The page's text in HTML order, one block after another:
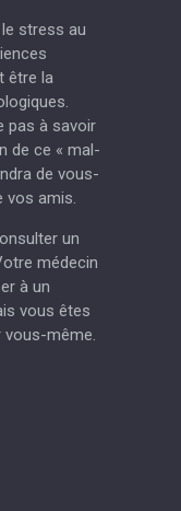
stress au
être la
pas à savoir
de ce « mal-
de vous-
vos amis.
un
médecin
à un
vous êtes
vous-même.